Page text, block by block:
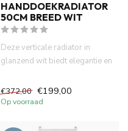
HANDDOEKRADIATOR
50CM BREED WIT
Deze verticale radiator in
glanzend wit biedt elegantie en
€372,00 €199,00
Op voorraad